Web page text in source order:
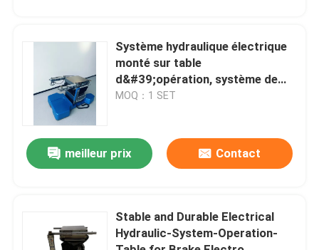
nouvelles
Accessoires pour table d'opération
Circuit hydraulique de Tableau d'opération
Système hydraulique électrique
monté sur table
d&#39;opération, système de
commande double, équipement
MOQ：1 SET
meilleur prix Contact
Stable and Durable Electrical
Hydraulic-System-Operation-